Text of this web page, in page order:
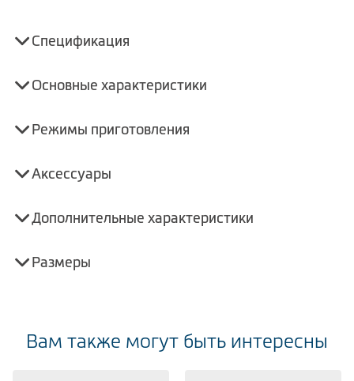
Спецификация
Основные характеристики
Режимы приготовления
Аксессуары
Дополнительные характеристики
Размеры
Вам также могут быть интересны